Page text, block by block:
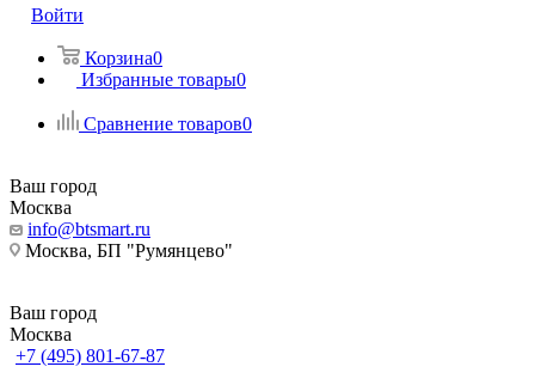
Войти
Корзина0
Избранные товары0
Сравнение товаров0
Ваш город
Москва
info@btsmart.ru
Москва, БП "Румянцево"
Ваш город
Москва
+7 (495) 801-67-87